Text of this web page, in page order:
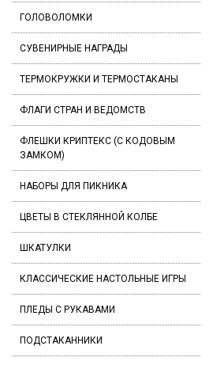
ГОЛОВОЛОМКИ
СУВЕНИРНЫЕ НАГРАДЫ
ТЕРМОКРУЖКИ И ТЕРМОСТАКАНЫ
ФЛАГИ СТРАН И ВЕДОМСТВ
ФЛЕШКИ КРИПТЕКС (С КОДОВЫМ
ЗАМКОМ)
НАБОРЫ ДЛЯ ПИКНИКА
ЦВЕТЫ В СТЕКЛЯННОЙ КОЛБЕ
ШКАТУЛКИ
КЛАССИЧЕСКИЕ НАСТОЛЬНЫЕ ИГРЫ
ПЛЕДЫ С РУКАВАМИ
ПОДСТАКАННИКИ